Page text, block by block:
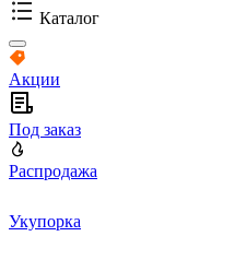
Каталог
Акции
Под заказ
Распродажа
Укупорка